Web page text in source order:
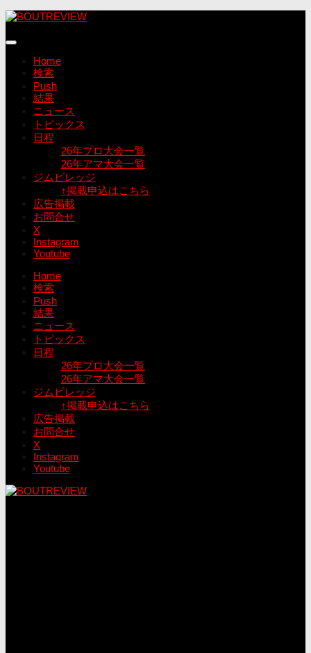
コ
テ
Home
検索
Push
結果
ニュース
トピックス
日程
26年プロ大会一覧
26年アマ大会一覧
ジムビレッジ
↑掲載申込はこちら
広告掲載
お問合せ
X
Instagram
Youtube
Home
検索
Push
結果
ニュース
トピックス
日程
26年プロ大会一覧
26年アマ大会一覧
ジムビレッジ
↑掲載申込はこちら
広告掲載
お問合せ
X
Instagram
Youtube